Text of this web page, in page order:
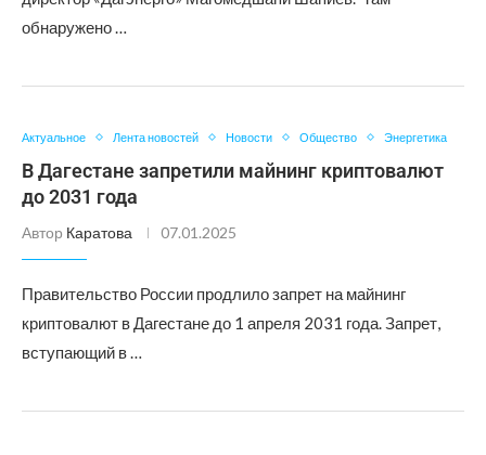
обнаружено …
Актуальное Лента новостей Новости Общество Энергетика
В Дагестане запретили майнинг криптовалют
до 2031 года
Автор Каратова 07.01.2025
Правительство России продлило запрет на майнинг
криптовалют в Дагестане до 1 апреля 2031 года. Запрет,
вступающий в …